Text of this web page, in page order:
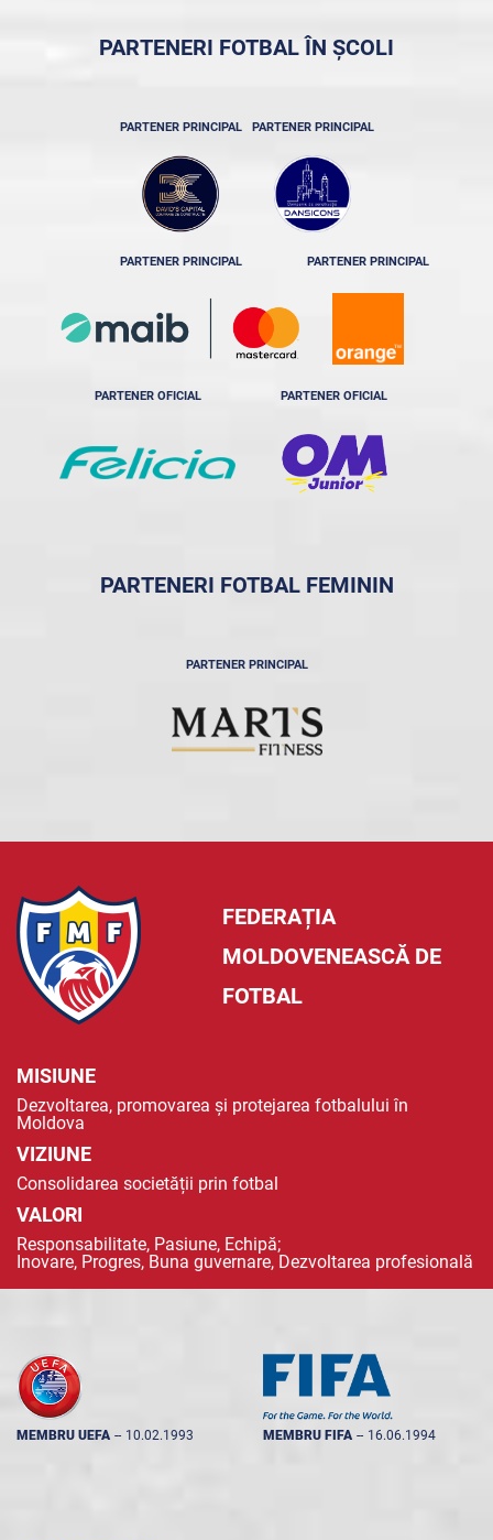
PARTENERI FOTBAL ÎN ȘCOLI
PARTENER PRINCIPAL PARTENER PRINCIPAL
PARTENER PRINCIPAL PARTENER PRINCIPAL
PARTENER OFICIAL PARTENER OFICIAL
PARTENERI FOTBAL FEMININ
PARTENER PRINCIPAL
FEDERAȚIA
MOLDOVENEASCĂ DE
FOTBAL
MISIUNE
Dezvoltarea, promovarea și protejarea fotbalului în
Moldova
VIZIUNE
Consolidarea societății prin fotbal
VALORI
Responsabilitate, Pasiune, Echipă;
Inovare, Progres, Buna guvernare, Dezvoltarea profesională
MEMBRU UEFA -- 10.02.1993 MEMBRU FIFA -- 16.06.1994